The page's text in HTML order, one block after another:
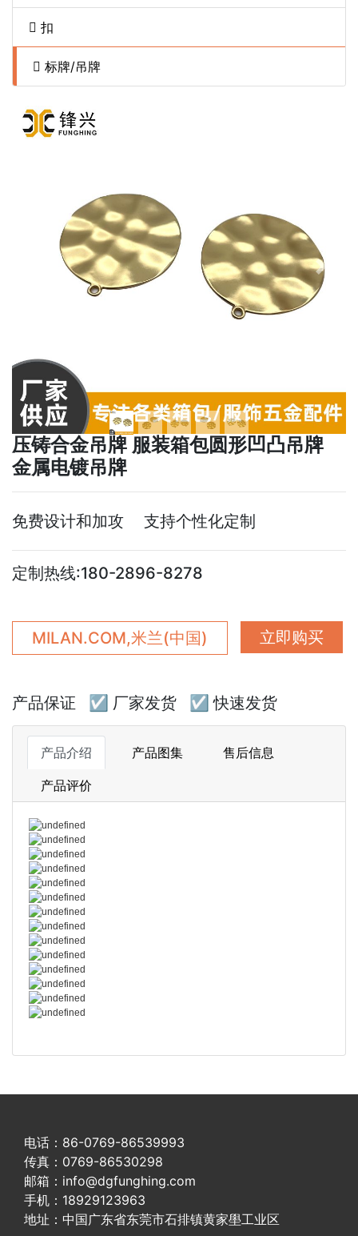
扣
标牌/吊牌
下一张 下一张
压铸合金吊牌 服装箱包圆形凹凸吊牌
金属电镀吊牌
免费设计和加攻 支持个性化定制
定制热线:180-2896-8278
MILAN.COM,米兰(中国) 立即购买
产品保证 ☑ 厂家发货 ☑ 快速发货
产品介绍 产品图集 售后信息
产品评价
电话：86-0769-86539993
传真：0769-86530298
邮箱：info@dgfunghing.com
手机：18929123963
地址：中国广东省东莞市石排镇黄家壆工业区